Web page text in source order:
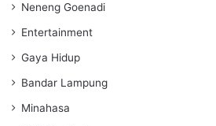
Neneng Goenadi
Entertainment
Gaya Hidup
Bandar Lampung
Minahasa